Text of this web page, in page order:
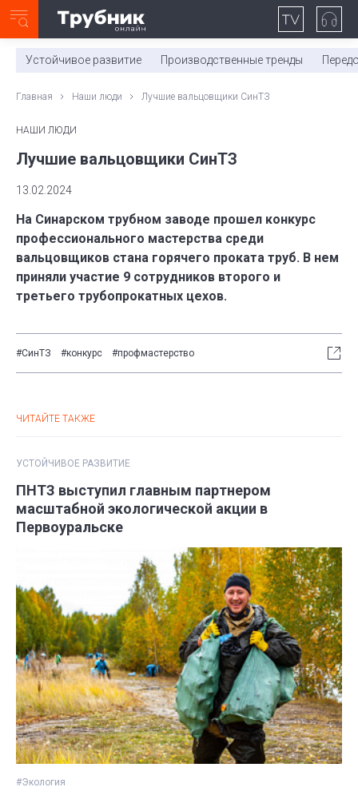
0:00/ 11:03
Устойчивое развитие Производственные тренды
Главная Наши люди Лучшие вальцовщики СинТЗ
НАШИ ЛЮДИ
Лучшие вальцовщики СинТЗ
13.02.2024
На Синарском трубном заводе прошел конкурс
профессионального мастерства среди
вальцовщиков стана горячего проката труб. В нем
приняли участие 9 сотрудников второго и
третьего трубопрокатных цехов.
#СинТЗ #конкурс #профмастерство
ЧИТАЙТЕ ТАКЖЕ
УСТОЙЧИВОЕ РАЗВИТИЕ
ПНТЗ выступил главным партнером
масштабной экологической акции в
Первоуральске
#Экология